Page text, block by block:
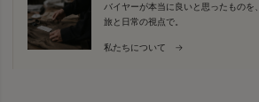
バイヤーが本当に良いと思ったものを、
旅と日常の視点で。
私たちについて →